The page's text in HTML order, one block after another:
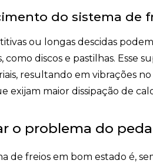
do sistema de
ou longas descidas
como discos e pastilhas.
resultando em vibrações
exijam maior dissipação de
o problema do
de freios em bom estado é,